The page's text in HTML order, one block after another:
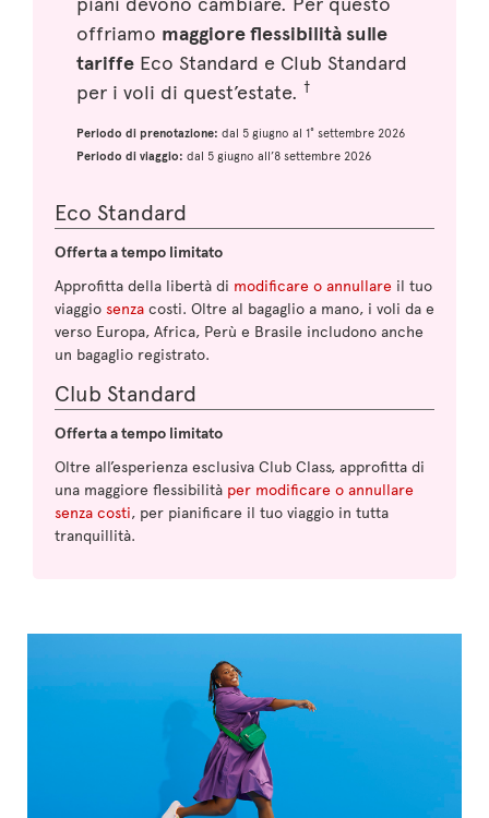
offriamo maggiore flessibilità sulle
tariffe Eco Standard e Club Standard
per i voli di quest’estate. †
Periodo di prenotazione: dal 5 giugno al 1° settembre 2026
Periodo di viaggio: dal 5 giugno all’8 settembre 2026
Eco Standard
Offerta a tempo limitato
Approfitta della libertà di modificare o annullare il tuo
viaggio senza costi. Oltre al bagaglio a mano, i voli da e
verso Europa, Africa, Perù e Brasile includono anche
un bagaglio registrato.
Club Standard
Offerta a tempo limitato
Oltre all’esperienza esclusiva Club Class, approfitta di
una maggiore flessibilità per modificare o annullare
senza costi, per pianificare il tuo viaggio in tutta
tranquillità.